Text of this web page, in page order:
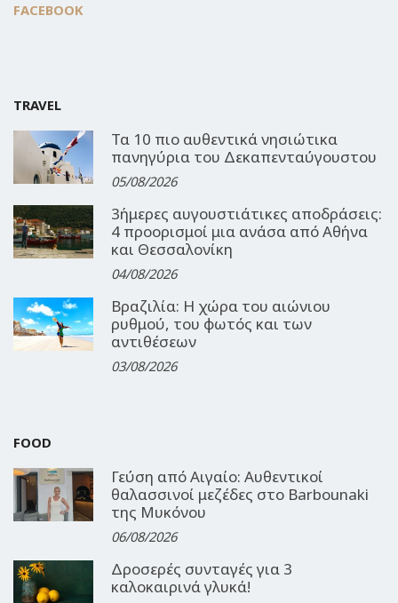
FACEBOOK
TRAVEL
Τα 10 πιο αυθεντικά νησιώτικα
πανηγύρια του Δεκαπενταύγουστου
05/08/2026
3ήμερες αυγουστιάτικες αποδράσεις:
4 προορισμοί μια ανάσα από Αθήνα
και Θεσσαλονίκη
04/08/2026
Βραζιλία: Η χώρα του αιώνιου
ρυθμού, του φωτός και των
αντιθέσεων
03/08/2026
FOOD
Γεύση από Αιγαίο: Αυθεντικοί
θαλασσινοί μεζέδες στο Barbounaki
της Μυκόνου
06/08/2026
Δροσερές συνταγές για 3
καλοκαιρινά γλυκά!